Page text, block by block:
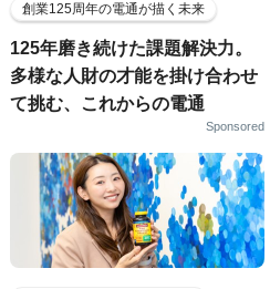
創業125周年の電通が描く未来
125年磨き続けた課題解決力。
多様な人財の才能を掛け合わせ
て挑む、これからの電通
Sponsored